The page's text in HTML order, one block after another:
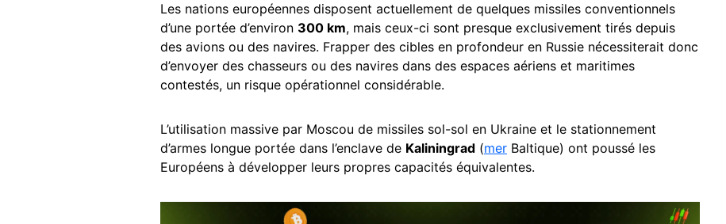
Les nations européennes disposent actuellement de quelques missiles conventionnels
d’une portée d’environ 300 km, mais ceux-ci sont presque exclusivement tirés depuis
des avions ou des navires. Frapper des cibles en profondeur en Russie nécessiterait donc
d’envoyer des chasseurs ou des navires dans des espaces aériens et maritimes
contestés, un risque opérationnel considérable.
L’utilisation massive par Moscou de missiles sol-sol en Ukraine et le stationnement
d’armes longue portée dans l’enclave de Kaliningrad (mer Baltique) ont poussé les
Européens à développer leurs propres capacités équivalentes.